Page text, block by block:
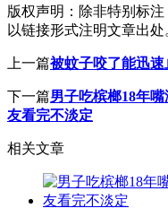
版权声明： 除非特别标
以链接形式注明文章出处
上一篇被蚊子咬了能迅
下一篇男子吃槟榔18年
友看完不淡定
相关文章